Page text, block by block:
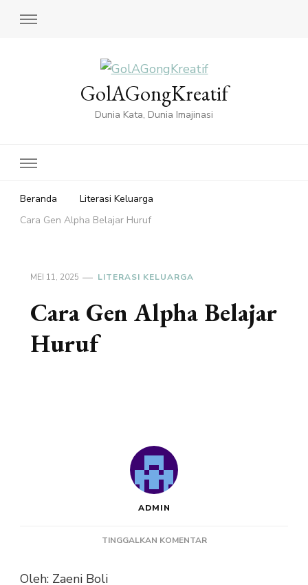
GolAGongKreatif
Dunia Kata, Dunia Imajinasi
Beranda
Literasi Keluarga
Cara Gen Alpha Belajar Huruf
MEI 11, 2025 LITERASI KELUARGA
Cara Gen Alpha Belajar
Huruf
ADMIN
TINGGALKAN KOMENTARPADA
Oleh: Zaeni Boli